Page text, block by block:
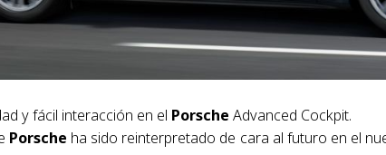
y fácil interacción en el Porsche Advanced Cockpit.
Porsche ha sido reinterpretado de cara al futuro en el